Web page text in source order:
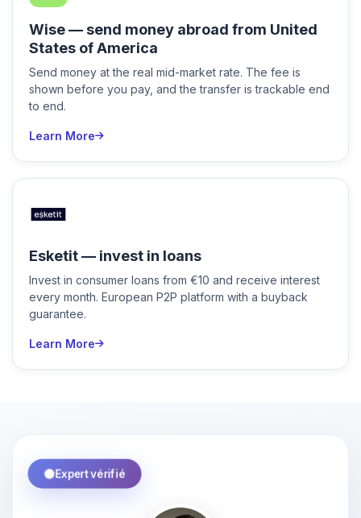
Wise — send money abroad from United
States of America
Send money at the real mid-market rate. The fee is
shown before you pay, and the transfer is trackable end
to end.
Learn More
Esketit — invest in loans
Invest in consumer loans from €10 and receive interest
every month. European P2P platform with a buyback
guarantee.
Learn More
Expert vérifié